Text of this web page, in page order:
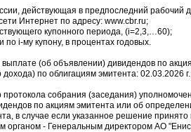
действующая в предпоследний
Интернет по адресу: www.cbr.ru;
купонного периода, (i=2,3,…60);
по i-му купону, в процентах годовых.
(об объявлении) дивидендов по
по облигациям эмитента: 02.03.2026
собрания (заседания)
по акциям эмитента или об
в случае если указанное решение
органом - Генеральным директором АО